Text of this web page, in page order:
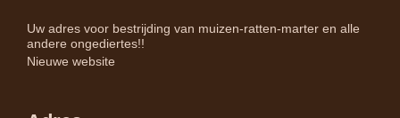
Uw adres voor bestrijding van muizen-ratten-marter en alle
andere ongediertes!!
Nieuwe website